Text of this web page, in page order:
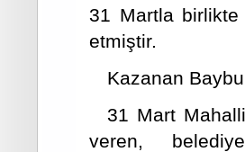
31 Martla birlikte
etmiştir.
Kazanan
31 Mart
veren,